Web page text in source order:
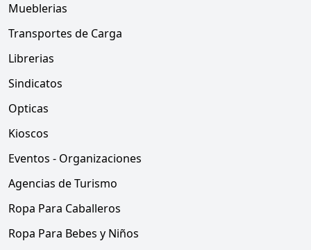
Mueblerias
Transportes de Carga
Librerias
Sindicatos
Opticas
Kioscos
Eventos - Organizaciones
Agencias de Turismo
Ropa Para Caballeros
Ropa Para Bebes y Niños